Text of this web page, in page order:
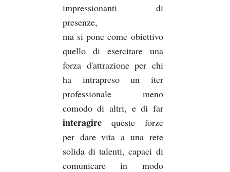
impressionanti di
presenze,
ma si pone come obiettivo
quello di esercitare una
forza d'attrazione per chi
ha intrapreso un iter
professionale meno
comodo di altri, e di far
interagirequeste forze
per dare vita a una rete
solida di talenti, capaci di
comunicare in modo